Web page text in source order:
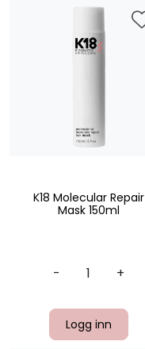
K18 Molecular Repair
Mask 150ml
- +
Logg inn